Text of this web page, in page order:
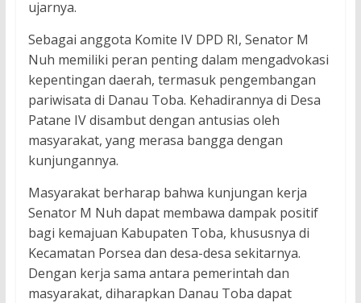
ujarnya.
Sebagai anggota Komite IV DPD RI, Senator M
Nuh memiliki peran penting dalam mengadvokasi
kepentingan daerah, termasuk pengembangan
pariwisata di Danau Toba. Kehadirannya di Desa
Patane IV disambut dengan antusias oleh
masyarakat, yang merasa bangga dengan
kunjungannya.
Masyarakat berharap bahwa kunjungan kerja
Senator M Nuh dapat membawa dampak positif
bagi kemajuan Kabupaten Toba, khususnya di
Kecamatan Porsea dan desa-desa sekitarnya.
Dengan kerja sama antara pemerintah dan
masyarakat, diharapkan Danau Toba dapat